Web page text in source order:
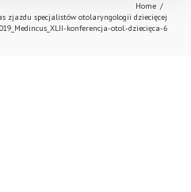
Home /
zjazdu specjalistów otolaryngologii dziecięcej
konferencja-otol.-dziecięca-6